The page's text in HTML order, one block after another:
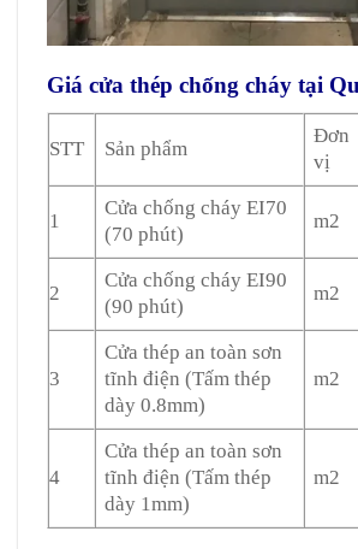
Giá cửa thép chống cháy tại
STT Sản phẩm
Đơn
vị
1
Cửa chống cháy EI70
(70 phút)
m2
2
Cửa chống cháy EI90
(90 phút)
m2
3
Cửa thép an toàn sơn
tĩnh điện (Tấm thép
dày 0.8mm)
m2
4
Cửa thép an toàn sơn
tĩnh điện (Tấm thép
dày 1mm)
m2